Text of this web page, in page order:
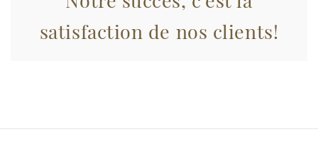
satisfaction de nos clients!